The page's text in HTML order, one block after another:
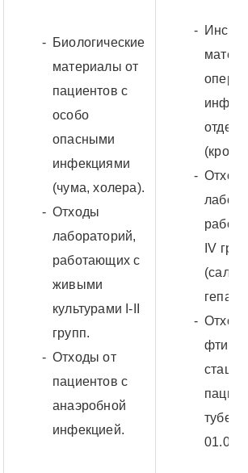
Биологические
материалы от
пациентов с
особо
опасными
инфекциями
(чума, холера).
Отходы
лабораторий,
работающих с
живыми
культурами I-II
групп.
Отходы от
пациентов с
анаэробной
инфекцией.
IV